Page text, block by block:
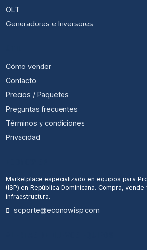
OLT
Generadores e Inversores
Cómo vender
Contacto
Precios / Paquetes
Preguntas frecuentes
Términos y condiciones
Privacidad
Marketplace especializado en equipos para
(ISP) en República Dominicana. Compra, vende
infraestructura.
soporte@econowisp.com